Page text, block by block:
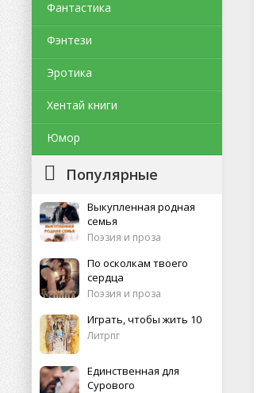
Фантастика
Фэнтези
Эротика
Хентай книги
Юмор
Популярные
Выкупленная родная
семья
Поэзия и проза
По осколкам твоего
сердца
Поэзия и проза
Играть, чтобы жить 10
Литрпг
Единственная для
Сурового